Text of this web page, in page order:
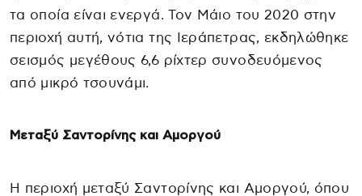
τα οποία είναι ενεργά. Τον Μάιο του 2020 στην
περιοχή αυτή, νότια της Ιεράπετρας, εκδηλώθηκε
σεισμός μεγέθους 6,6 ρίχτερ συνοδευόμενος
από μικρό τσουνάμι.
Μεταξύ Σαντορίνης και Αμοργού
Η περιοχή μεταξύ Σαντορίνης και Αμοργού, όπου